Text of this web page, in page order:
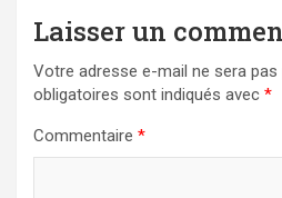
Laisser un
Votre adresse e-mail ne sera pas
obligatoires sont indiqués avec *
Commentaire *